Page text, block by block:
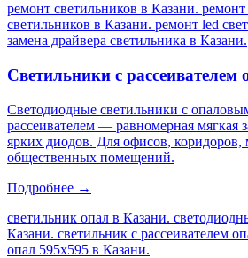
ремонт светильников в Казани.
светильников в Казани. ремонт led
замена драйвера светильника в Казани.
Светильники с рассеивателем
Светодиодные светильники с
рассеивателем — равномерная мягкая
ярких диодов. Для офисов,
общественных помещений.
Подробнее →
светильник опал в Казани.
Казани. светильник с рассеивателем
опал 595х595 в Казани.